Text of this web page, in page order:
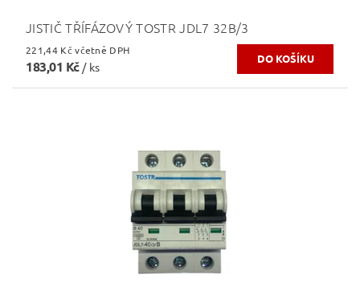
JISTIČ TŘÍFÁZOVÝ TOSTR JDL7 32B/3
221,44 Kč včetně DPH
183,01 Kč / ks